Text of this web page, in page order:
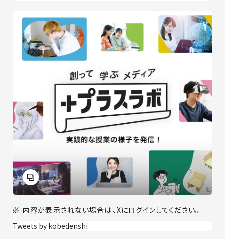
内容が表示されない場合は、Xにログインしてください。
Tweets by kobedenshi